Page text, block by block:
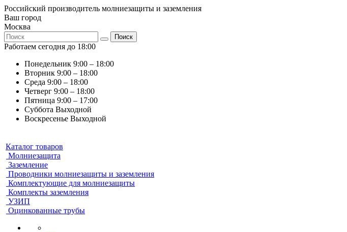
Российский производитель молниезащиты и заземления
Ваш город
Москва
Поиск
Работаем сегодня до 18:00
Понедельник 9:00 – 18:00
Вторник 9:00 – 18:00
Среда 9:00 – 18:00
Четверг 9:00 – 18:00
Пятница 9:00 – 17:00
Суббота Выходной
Воскресенье Выходной
Каталог товаров
Молниезащита
Заземление
Проводники молниезащиты и заземления
Комплектующие для молниезащиты
Комплекты заземления
УЗИП
Оцинкованные трубы